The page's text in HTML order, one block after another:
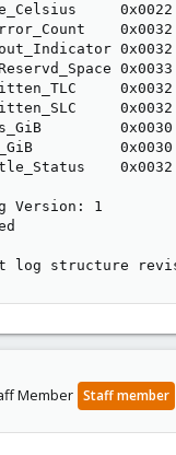
Version: 1
log structure
Member Staff member